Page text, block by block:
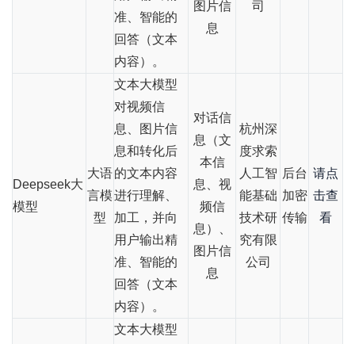
准、智能的
回答（文本
内容）。
图片信
息
司
Deepseek大
模型
大语
言模
型
文本大模型
对视频信
息、图片信
息和转化后
的文本内容
进行理解、
加工，并向
用户输出精
准、智能的
回答（文本
内容）。
对话信
息（文
本信
息、视
频信
息）、
图片信
息
杭州深
度求索
人工智
能基础
技术研
究有限
公司
后台
加密
传输
请点
击查
看
文本大模型